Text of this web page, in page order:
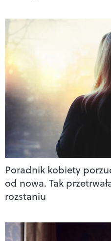
Poradnik kobiety
od nowa. Tak
rozstaniu